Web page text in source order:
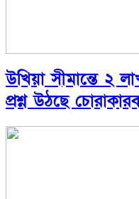
উখিয়া সীমান্তে ২
প্রশ্ন উঠছে